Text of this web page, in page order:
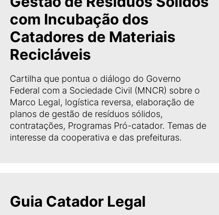
com Incubação dos
Catadores de Materiais
Recicláveis
Cartilha que pontua o diálogo do Governo
Federal com a Sociedade Civil (MNCR) sobre o
Marco Legal, logística reversa, elaboração de
planos de gestão de resíduos sólidos,
contratações, Programas Pró-catador. Temas de
interesse da cooperativa e das prefeituras.
Guia Catador Legal